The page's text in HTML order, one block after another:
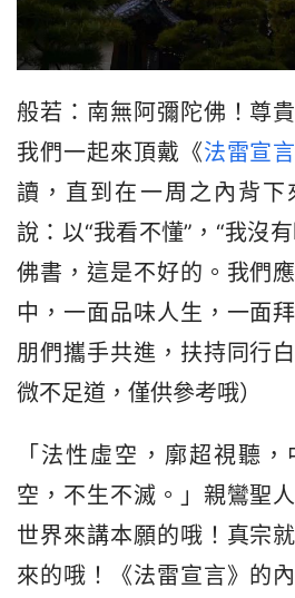
般若：南無阿彌陀佛！尊
我們一起來頂戴《法雷宣言
讀，直到在一周之內背下
說：以“我看不懂”，“我沒
佛書，這是不好的。我們
中，一面品味人生，一面
朋們攜手共進，扶持同行
微不足道，僅供參考哦）
「法性虛空，廓超視聽
空，不生不滅。」親鸞聖
世界來講本願的哦！真宗
來的哦！《法雷宣言》的